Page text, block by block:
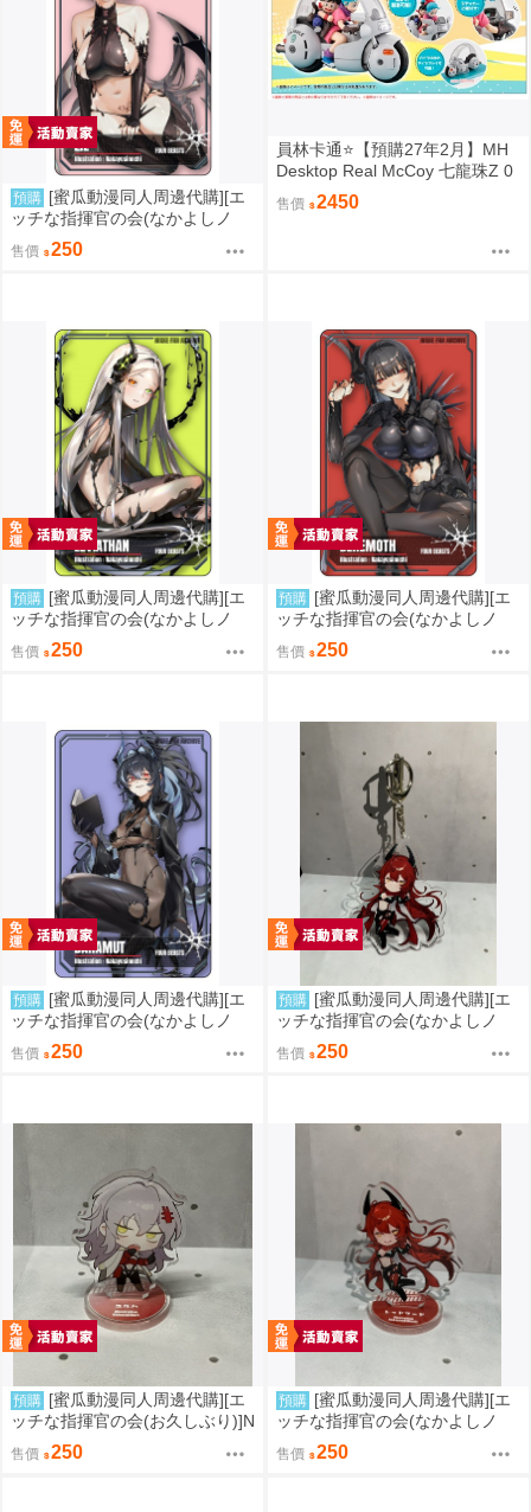
預購 [蜜瓜動漫同人周邊代購][エ
ッチな指揮官の会(なかよしノ
チ)]プラトレカ ジズ NIKKE FAN
ARCHIVE(勝利女神：妮姬)(同人
售價 250
員林卡通⭐️【預購27年2月】MH
Desktop Real McCoy 七龍珠Z 0
5 孫悟空＆布瑪機車 限定復刻版
售價 2450
預購 [蜜瓜動漫同人周邊代購][エ
ッチな指揮官の会(なかよしノ
チ)]プラトレカ レヴィアタン NI
KKE FAN ARCHIVE(勝利女神：
售價 250
預購 [蜜瓜動漫同人周邊代購][エ
ッチな指揮官の会(なかよしノ
チ)]プラトレカ ベヒモス NIKKE
FAN ARCHIVE(勝利女神：妮姬)
售價 250
預購 [蜜瓜動漫同人周邊代購][エ
ッチな指揮官の会(なかよしノ
チ)]プラトレカ バハムート NIKK
E FAN ARCHIVE(勝利女神：妮
售價 250
預購 [蜜瓜動漫同人周邊代購][エ
ッチな指揮官の会(なかよしノ
チ)]NIKKE レッドフード アクキ
ー(勝利女神：妮姬)(同人周邊)
售價 250
預購 [蜜瓜動漫同人周邊代購][エ
ッチな指揮官の会(お久しぶり)]N
IKKE ユルハ ミニアクスタ(勝利
女神：妮姬)(同人周邊)
售價 250
預購 [蜜瓜動漫同人周邊代購][エ
ッチな指揮官の会(なかよしノ
チ)]NIKKE レッドフード ミニア
クスタ(勝利女神：妮姬)(同人周
售價 250